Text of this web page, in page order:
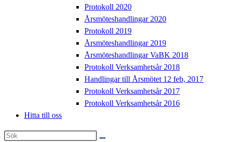
Protokoll 2020
Årsmöteshandlingar 2020
Protokoll 2019
Årsmöteshandlingar 2019
Årsmöteshandlingar VaBK 2018
Protokoll Verksamhetsår 2018
Handlingar till Årsmötet 12 feb, 2017
Protokoll Verksamhetsår 2017
Protokoll Verksamhetsår 2016
Hitta till oss
Sök